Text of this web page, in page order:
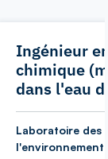
Ingénieur
chimique
dans l'eau
Laboratoire des
l'environnement